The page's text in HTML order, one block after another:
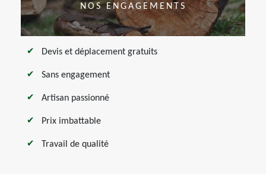
NOS ENGAGEMENTS
Devis et déplacement gratuits
Sans engagement
Artisan passionné
Prix imbattable
Travail de qualité